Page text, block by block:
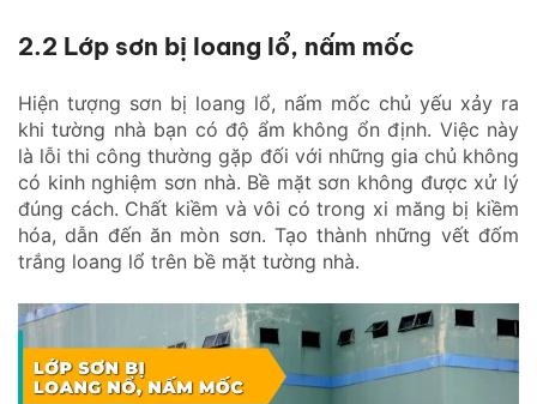
2.2 Lớp sơn bị loang lổ, nấm mốc
Hiện tượng sơn bị loang lổ, nấm mốc chủ yếu xảy ra
khi tường nhà bạn có độ ẩm không ổn định. Việc này
là lỗi thi công thường gặp đối với những gia chủ không
có kinh nghiệm sơn nhà. Bề mặt sơn không được xử lý
đúng cách. Chất kiềm và vôi có trong xi măng bị kiềm
hóa, dẫn đến ăn mòn sơn. Tạo thành những vết đốm
trắng loang lổ trên bề mặt tường nhà.